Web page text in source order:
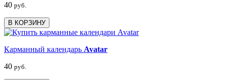
40 руб.
В КОРЗИНУ
Карманный календарь Avatar
40 руб.